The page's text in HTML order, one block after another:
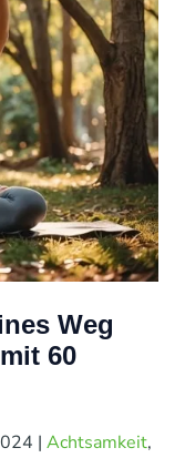
Weg
60
| Achtsamkeit,